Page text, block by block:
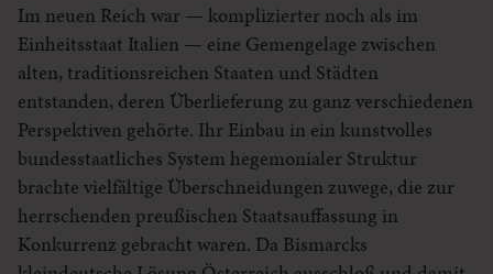
Im neuen Reich war — komplizierter noch als im
Einheitsstaat Italien — eine Gemengelage zwischen
alten, traditionsreichen Staaten und Städten
entstanden, deren Überlieferung zu ganz verschiedenen
Perspektiven gehörte. Ihr Einbau in ein kunstvolles
bundesstaatliches System hegemonialer Struktur
brachte vielfältige Überschneidungen zuwege, die zur
herrschenden preußischen Staatsauffassung in
Konkurrenz gebracht waren. Da Bismarcks